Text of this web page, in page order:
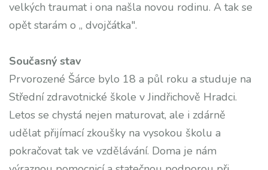
velkých traumat i ona našla novou rodinu. A tak se
opět starám o „ dvojčátka".
Současný stav
Prvorozené Šárce bylo 18 a půl roku a studuje na
Střední zdravotnické škole v Jindřichově Hradci.
Letos se chystá nejen maturovat, ale i zdárně
udělat přijímací zkoušky na vysokou školu a
pokračovat tak ve vzdělávání. Doma je nám